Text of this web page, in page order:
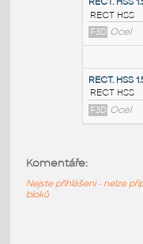
F3D
RECT.
RECT
F3D
F3D
Komentáře:
Nejste přihlášeni - nelze
bloků